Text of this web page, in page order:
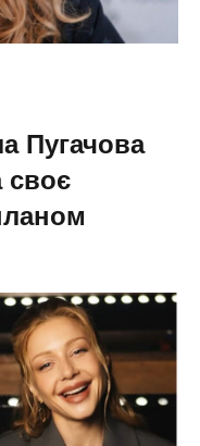
Пугачова
своє